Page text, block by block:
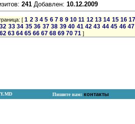
241 Добавлен: 10.12.2009
[1 2 3 4 5 6 7 8 9 10 11 12 13 14 15 16
32 33 34 35 36 37 38 39 40 41 42 43 44 45 46 47
62 63 64 65 66 67 68 69 70 71 ]
Пишите нам: контакты